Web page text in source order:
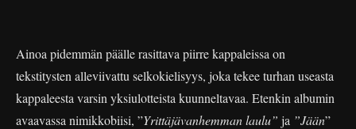
Ainoa pidemmän päälle rasittava piirre kappaleissa on
tekstitysten alleviivattu selkokielisyys, joka tekee turhan useasta
kappaleesta varsin yksiulotteista kuunneltavaa. Etenkin albumin
avaavassa nimikkobiisi, ”Yrittäjävanhemman laulu” ja ”Jään”